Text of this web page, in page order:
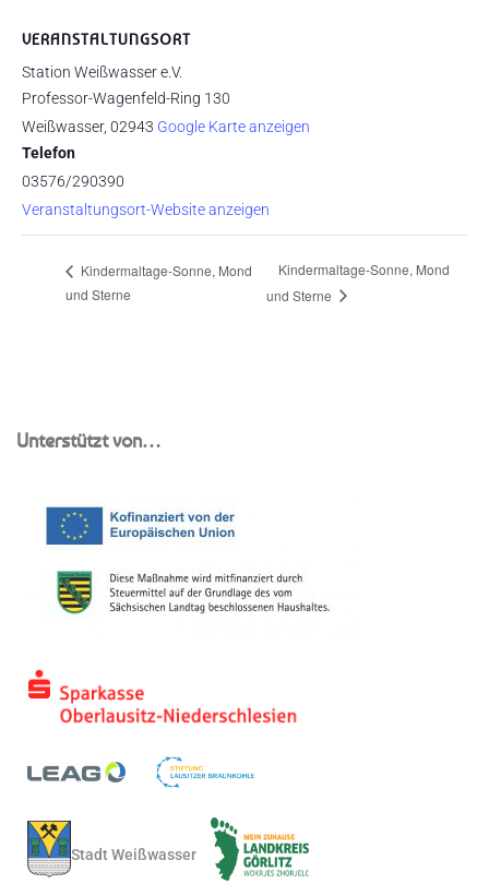
VERANSTALTUNGSORT
Station Weißwasser e.V.
Professor-Wagenfeld-Ring 130
Weißwasser, 02943 Google Karte anzeigen
Telefon
03576/290390
Veranstaltungsort-Website anzeigen
Kindermaltage-Sonne, Mond
und Sterne
Kindermaltage-Sonne, Mond
und Sterne
Unterstützt von…
Stadt Weißwasser